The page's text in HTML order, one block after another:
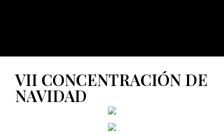
VII CONCENTRACIÓN DE
NAVIDAD